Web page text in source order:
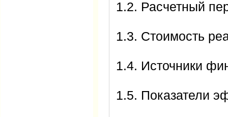
1.2. Расчетный
1.3. Стоимость
1.4. Источники
1.5. Показатели